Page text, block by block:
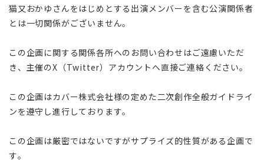
猫又おかゆさんをはじめとする出演メンバーを含む公演関係者
とは一切関係がございません。
この企画に関する関係各所へのお問い合わせはご遠慮いただ
き、主催のX（Twitter）アカウントへ直接ご連絡ください。
この企画はカバー株式会社様の定めた二次創作全般ガイドライ
ンを遵守し進行しております。
この企画は厳密ではないですがサプライズ的性質がある企画で
す。